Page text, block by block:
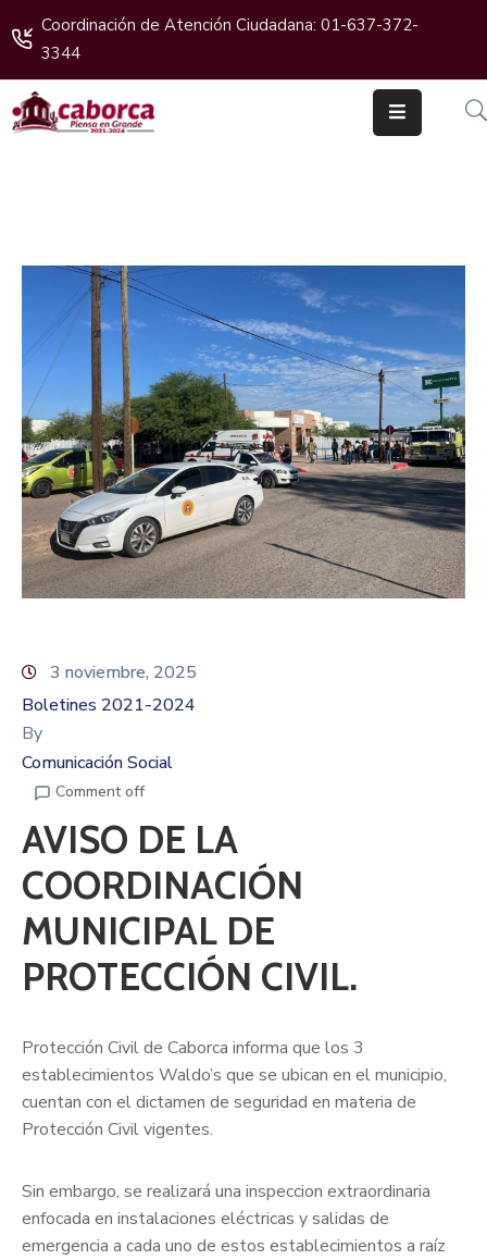
Coordinación de Atención Ciudadana: 01-637-372-
3344
Inicio
Transparencia
Boletines
3 noviembre, 2025
Boletines 2021-2024
By
Comunicación Social
Comment off
AVISO DE LA
COORDINACIÓN
MUNICIPAL DE
PROTECCIÓN CIVIL.
Protección Civil de Caborca informa que los 3
establecimientos Waldo’s que se ubican en el municipio,
cuentan con el dictamen de seguridad en materia de
Protección Civil vigentes.
Sin embargo, se realizará una inspeccion extraordinaria
enfocada en instalaciones eléctricas y salidas de
emergencia a cada uno de estos establecimientos a raíz